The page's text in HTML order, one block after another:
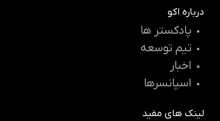
درباره اکو
پادکستر ها
تیم توسعه
اخبار
اسپانسرها
لینک های مفید